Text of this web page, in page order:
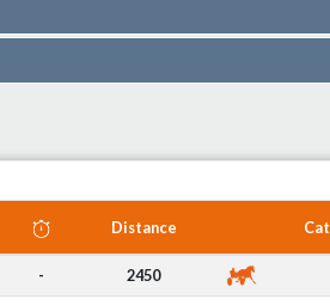
Distance Cat
- 2450